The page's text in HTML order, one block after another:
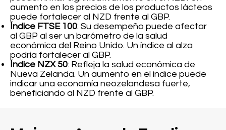
aumento en los precios de los productos lácteos
puede fortalecer al NZD frente al GBP.
Índice FTSE 100: Su desempeño puede afectar
al GBP al ser un barómetro de la salud
económica del Reino Unido. Un índice al alza
podría fortalecer al GBP.
Índice NZX 50: Refleja la salud económica de
Nueva Zelanda. Un aumento en el índice puede
indicar una economía neozelandesa fuerte,
beneficiando al NZD frente al GBP.